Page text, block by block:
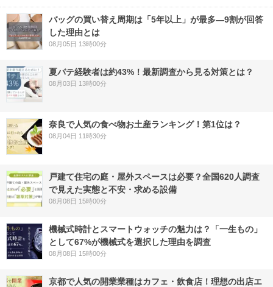
バッグの買い替え周期は「5年以上」が最多―9割が回答
した理由とは
08月05日 13時00分
夏バテ経験者は約43%！最新調査から見る対策とは？
08月03日 13時00分
奈良で人気の食べ物お土産ランキング！第1位は？
08月04日 11時30分
戸建て住宅の庭・屋外スペースは必要？全国620人調査
で見えた実態と不安・求める設備
08月08日 15時00分
機械式時計とスマートウォッチの魅力は？「一生もの」
として67%が機械式を選択した理由を調査
08月08日 15時00分
京都で人気の開業業種はカフェ・飲食店！理想の出店エ